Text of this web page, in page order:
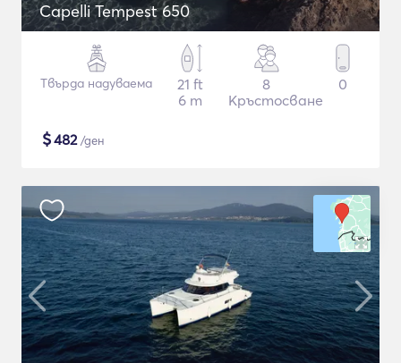
Capelli Tempest 650
Твърда надуваема
21 ft
6 m
8
Кръстосване
0
$482/ден